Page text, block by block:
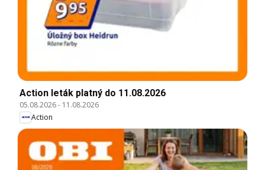
Action leták platný do 11.08.2026
05.08.2026- 11.08.2026
Action